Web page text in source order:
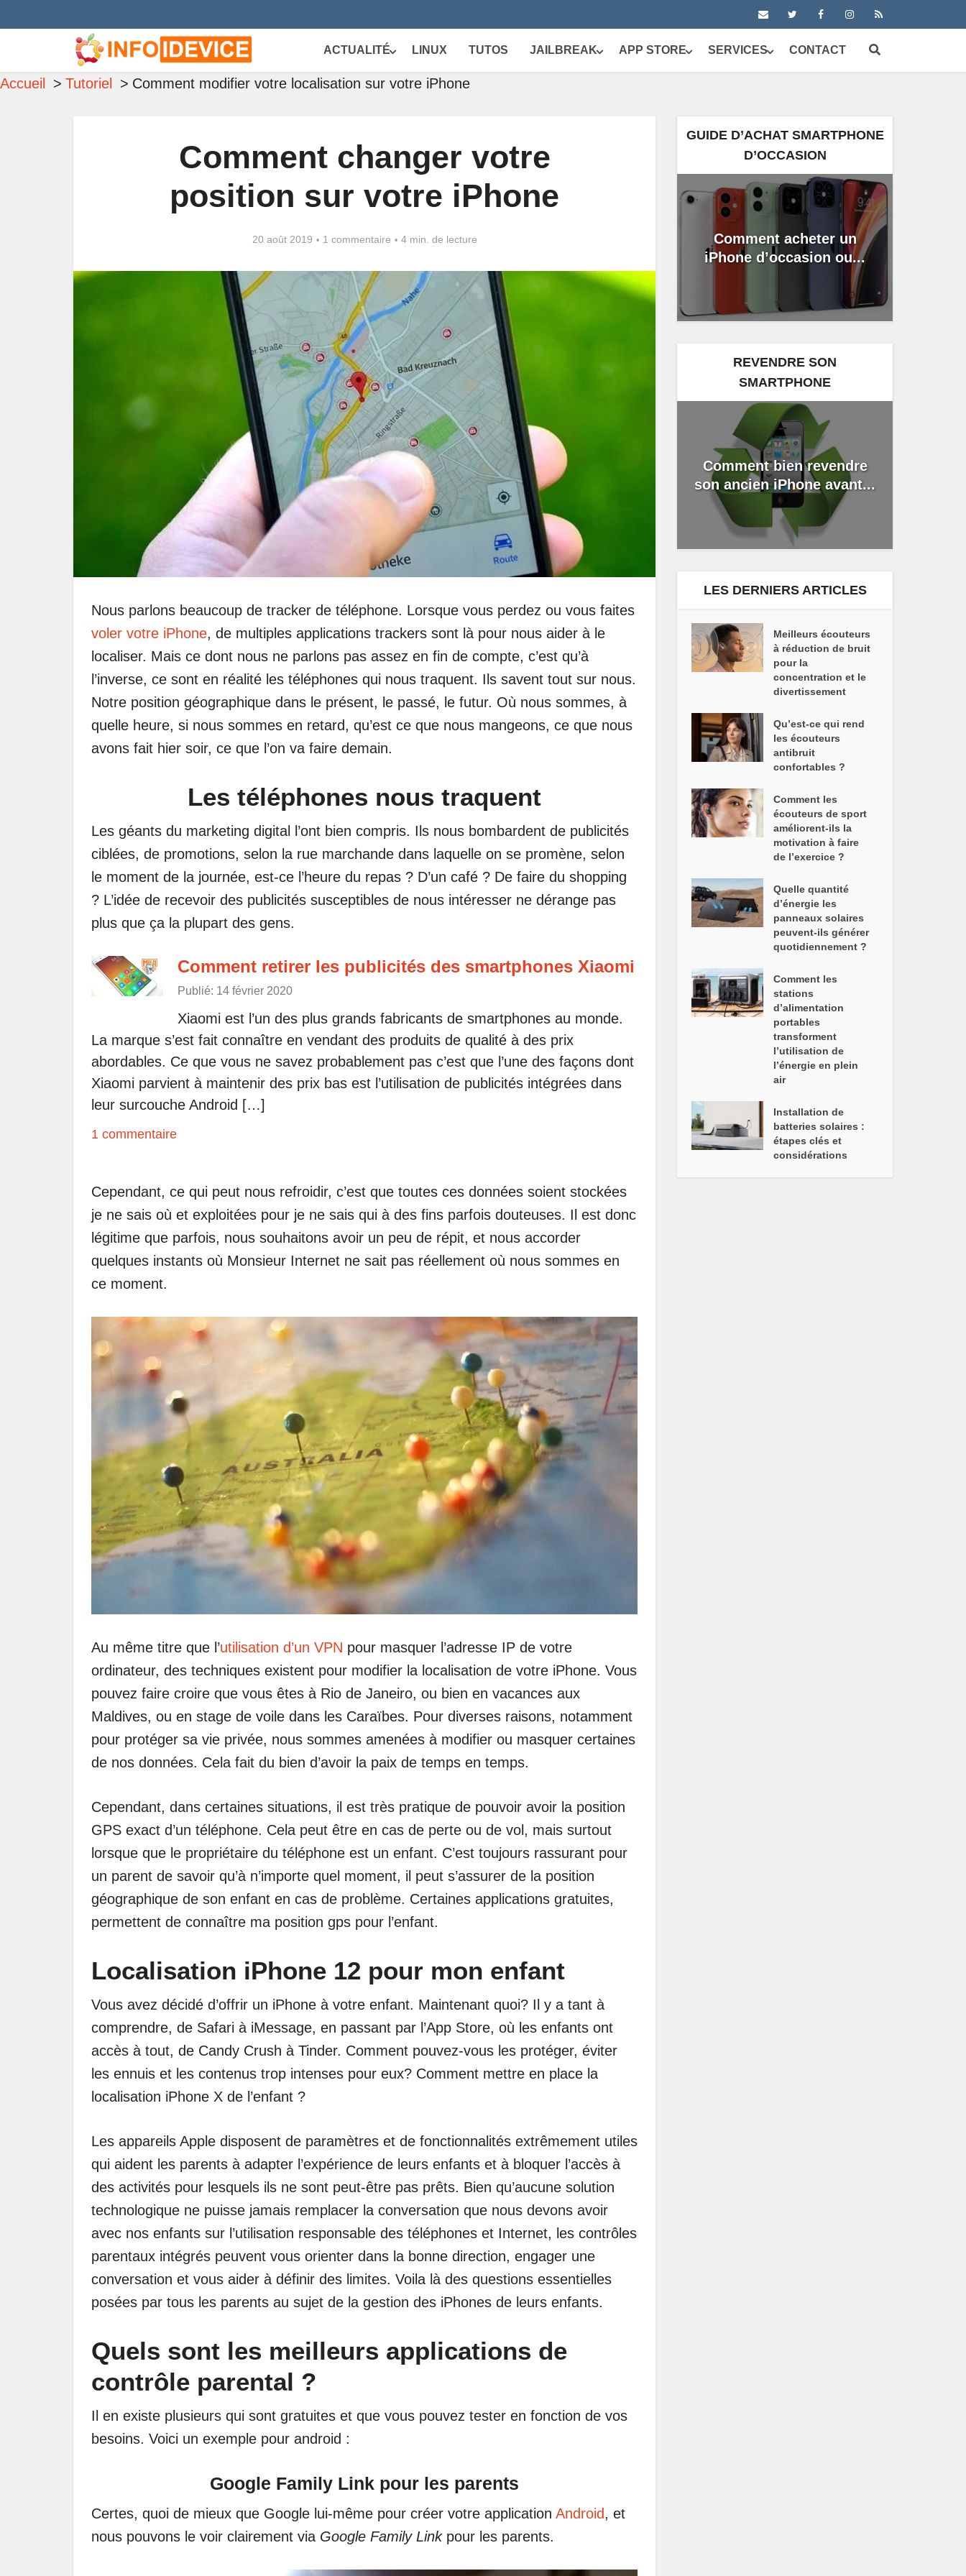
ACTUALITÉ LINUX TUTOS JAILBREAK APP STORE SERVICES CONTACT
Accueil Tutoriel Comment modifier votre localisation sur votre iPhone
Comment changer votre
position sur votre iPhone
20 août 2019 1 commentaire 4 min. de lecture
Nous parlons beaucoup de tracker de téléphone. Lorsque vous perdez ou vous faites
voler votre iPhone, de multiples applications trackers sont là pour nous aider à le
localiser. Mais ce dont nous ne parlons pas assez en fin de compte, c’est qu’à
l’inverse, ce sont en réalité les téléphones qui nous traquent. Ils savent tout sur nous.
Notre position géographique dans le présent, le passé, le futur. Où nous sommes, à
quelle heure, si nous sommes en retard, qu’est ce que nous mangeons, ce que nous
avons fait hier soir, ce que l’on va faire demain.
Les téléphones nous traquent
Les géants du marketing digital l’ont bien compris. Ils nous bombardent de publicités
ciblées, de promotions, selon la rue marchande dans laquelle on se promène, selon
le moment de la journée, est-ce l’heure du repas ? D’un café ? De faire du shopping
? L’idée de recevoir des publicités susceptibles de nous intéresser ne dérange pas
plus que ça la plupart des gens.
Comment retirer les publicités des smartphones Xiaomi
Publié: 14 février 2020
Xiaomi est l’un des plus grands fabricants de smartphones au monde.
La marque s’est fait connaître en vendant des produits de qualité à des prix
abordables. Ce que vous ne savez probablement pas c’est que l’une des façons dont
Xiaomi parvient à maintenir des prix bas est l’utilisation de publicités intégrées dans
leur surcouche Android […]
1 commentaire
Cependant, ce qui peut nous refroidir, c’est que toutes ces données soient stockées
je ne sais où et exploitées pour je ne sais qui à des fins parfois douteuses. Il est donc
légitime que parfois, nous souhaitons avoir un peu de répit, et nous accorder
quelques instants où Monsieur Internet ne sait pas réellement où nous sommes en
ce moment.
Au même titre que l’utilisation d’un VPN pour masquer l’adresse IP de votre
ordinateur, des techniques existent pour modifier la localisation de votre iPhone. Vous
pouvez faire croire que vous êtes à Rio de Janeiro, ou bien en vacances aux
Maldives, ou en stage de voile dans les Caraïbes. Pour diverses raisons, notamment
pour protéger sa vie privée, nous sommes amenées à modifier ou masquer certaines
de nos données. Cela fait du bien d’avoir la paix de temps en temps.
Cependant, dans certaines situations, il est très pratique de pouvoir avoir la position
GPS exact d’un téléphone. Cela peut être en cas de perte ou de vol, mais surtout
lorsque que le propriétaire du téléphone est un enfant. C’est toujours rassurant pour
un parent de savoir qu’à n’importe quel moment, il peut s’assurer de la position
géographique de son enfant en cas de problème. Certaines applications gratuites,
permettent de connaître ma position gps pour l’enfant.
Localisation iPhone 12 pour mon enfant
Vous avez décidé d’offrir un iPhone à votre enfant. Maintenant quoi? Il y a tant à
comprendre, de Safari à iMessage, en passant par l’App Store, où les enfants ont
accès à tout, de Candy Crush à Tinder. Comment pouvez-vous les protéger, éviter
les ennuis et les contenus trop intenses pour eux? Comment mettre en place la
localisation iPhone X de l’enfant ?
Les appareils Apple disposent de paramètres et de fonctionnalités extrêmement utiles
qui aident les parents à adapter l’expérience de leurs enfants et à bloquer l’accès à
des activités pour lesquels ils ne sont peut-être pas prêts. Bien qu’aucune solution
technologique ne puisse jamais remplacer la conversation que nous devons avoir
avec nos enfants sur l’utilisation responsable des téléphones et Internet, les contrôles
parentaux intégrés peuvent vous orienter dans la bonne direction, engager une
conversation et vous aider à définir des limites. Voila là des questions essentielles
posées par tous les parents au sujet de la gestion des iPhones de leurs enfants.
Quels sont les meilleurs applications de
contrôle parental ?
Il en existe plusieurs qui sont gratuites et que vous pouvez tester en fonction de vos
besoins. Voici un exemple pour android :
Google Family Link pour les parents
Certes, quoi de mieux que Google lui-même pour créer votre application Android, et
nous pouvons le voir clairement via Google Family Linkpour les parents.
GUIDE D’ACHAT SMARTPHONE
D’OCCASION
Comment acheter un
iPhone d’occasion ou...
REVENDRE SON
SMARTPHONE
Comment bien revendre
son ancien iPhone avant...
LES DERNIERS ARTICLES
Meilleurs écouteurs
à réduction de bruit
pour la
concentration et le
divertissement
Qu’est-ce qui rend
les écouteurs
antibruit
confortables ?
Comment les
écouteurs de sport
améliorent-ils la
motivation à faire
de l’exercice ?
Quelle quantité
d’énergie les
panneaux solaires
peuvent-ils générer
quotidiennement ?
Comment les
stations
d’alimentation
portables
transforment
l’utilisation de
l’énergie en plein
air
Installation de
batteries solaires :
étapes clés et
considérations